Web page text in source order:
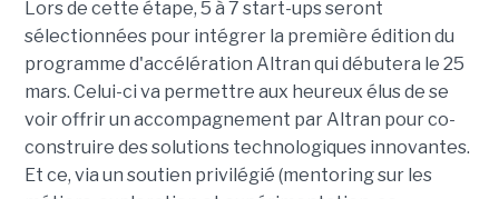
Lors de cette étape, 5 à 7 start-ups seront
sélectionnées pour intégrer la première édition du
programme d'accélération Altran qui débutera le 25
mars. Celui-ci va permettre aux heureux élus de se
voir offrir un accompagnement par Altran pour co-
construire des solutions technologiques innovantes.
Et ce, via un soutien privilégié (mentoring sur les